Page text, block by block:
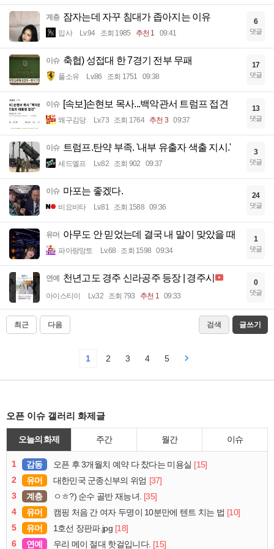
계층 잠자는데 자꾸 침대가 좁아지는 이유
입사 Lv.94 조회 1985 추천 1 09:41
6
댓글
이슈 축협) 성접대 한 7경기 전부 무패
풀소유 Lv.86 조회 1751 09:38
17
댓글
이슈 [속보]손현보 목사...백악관서 트럼프 접견
왜구김당 Lv.73 조회 1764 추천 3 09:37
13
댓글
이슈 트럼프.탄약 부족. '내부 유출자 색출 지시.'
세드엘프 Lv.82 조회 902 09:37
3
댓글
이슈 마포는 좋겠다.
비요비타 Lv.81 조회 1588 09:36
24
댓글
유머 아무도 안 믿었는데 결국 내 말이 맞았을 때
파아랑망토 Lv.68 조회 1598 09:34
1
댓글
연예 천년고도 경주 신라공주 등장 | 경주시
아이스티이 Lv.32 조회 793 추천 1 09:33
0
댓글
최근 다음 검색 글쓰기
1 2 3 4 5
오픈 이슈 갤러리 화제글
오늘의 화제 주간 월간 이슈
1 감동 오픈 후 3개월치 예약 다 찼다는 미용실 [15]
2
유머 대한민국 군종신부의 위엄 [37]
3
계층 ㅇㅎ?) 순수 골반 재능녀. [35]
4
유머 캠핑 처음 간 여자 두명이 10분만에 텐트 치는 법 [10]
5
유머 1호선 장판파.jpg [18]
6
연예 우리 메이 절대 핫걸입니다. [15]